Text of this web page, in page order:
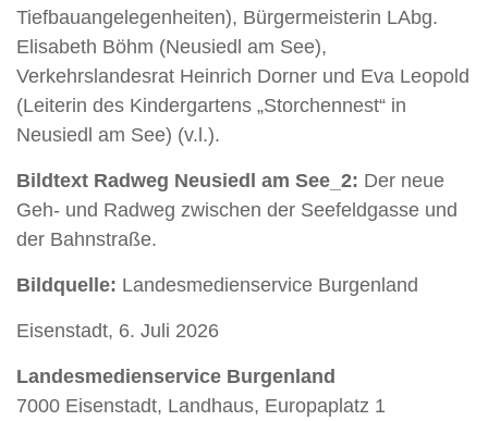
Tiefbauangelegenheiten), Bürgermeisterin LAbg.
Elisabeth Böhm (Neusiedl am See),
Verkehrslandesrat Heinrich Dorner und Eva Leopold
(Leiterin des Kindergartens „Storchennest“ in
Neusiedl am See) (v.l.).
Bildtext Radweg Neusiedl am See_2: Der neue
Geh- und Radweg zwischen der Seefeldgasse und
der Bahnstraße.
Bildquelle: Landesmedienservice Burgenland
Eisenstadt, 6. Juli 2026
Landesmedienservice Burgenland
7000 Eisenstadt, Landhaus, Europaplatz 1